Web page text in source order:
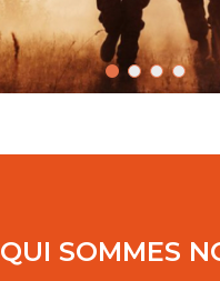
QUI SOMMES